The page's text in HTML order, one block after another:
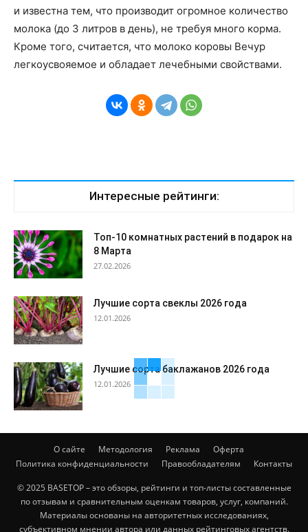
и известна тем, что производит огромное количество
молока (до 3 литров в день), не требуя много корма.
Кроме того, считается, что молоко коровы Вечур
легкоусвояемое и обладает лечебными свойствами.
Интересные рейтинги:
Топ-10 комнатных растений в подарок на
8 Марта
27.02.2026
Лучшие сорта свеклы 2026 года
12.01.2026
Лучшие сорта баклажанов 2026 года
12.01.2026
О сайте Методология Реклама
Оферта
Политика конфиденциальности
Правообладателям Контакты
© 2025 BASETOP – это обзоры, рейтинги и топ-листы составленные
по отзывам и сравнительным оценкам товаров, услуг, компаний.
Материалы основаны на авторитетных исследованиях,
субъективном мнении автора или данных рейтинговых агентств.